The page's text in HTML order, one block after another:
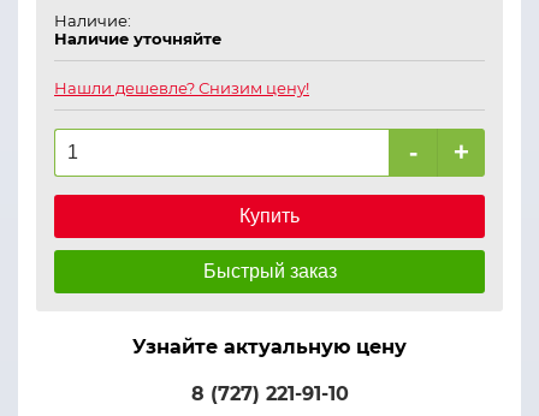
Наличие:
Наличие уточняйте
Нашли дешевле? Снизим цену!
- +
Купить
Быстрый заказ
Узнайте актуальную цену
8 (727) 221-91-10